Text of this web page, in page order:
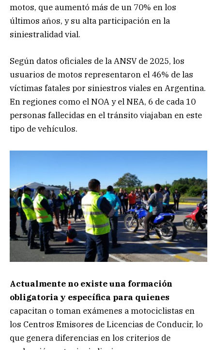
motos, que aumentó más de un 70% en los
últimos años, y su alta participación en la
siniestralidad vial.
Según datos oficiales de la ANSV de 2025, los
usuarios de motos representaron el 46% de las
víctimas fatales por siniestros viales en Argentina.
En regiones como el NOA y el NEA, 6 de cada 10
personas fallecidas en el tránsito viajaban en este
tipo de vehículos.
Actualmente no existe una formación
obligatoria y específica para quienes
capacitan o toman exámenes a motociclistas en
los Centros Emisores de Licencias de Conducir, lo
que genera diferencias en los criterios de